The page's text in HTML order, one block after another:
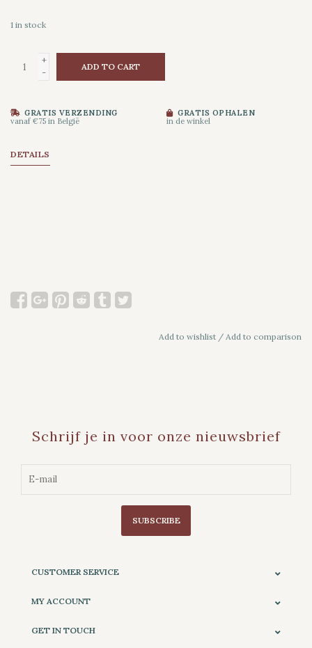
1 in stock
+
-
ADD TO CART
GRATIS VERZENDING
vanaf €75 in België
GRATIS OPHALEN
in de winkel
DETAILS
Add to wishlist / Add to comparison
Schrijf je in voor onze nieuwsbrief
SUBSCRIBE
CUSTOMER SERVICE
MY ACCOUNT
GET IN TOUCH